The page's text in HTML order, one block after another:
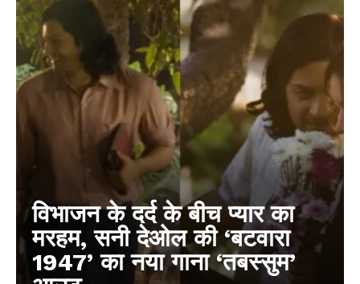
विभाजन के दर्द के बीच प्यार का
मरहम, सनी देओल की ‘बटवारा
1947’ का नया गाना ‘तबस्सुम’